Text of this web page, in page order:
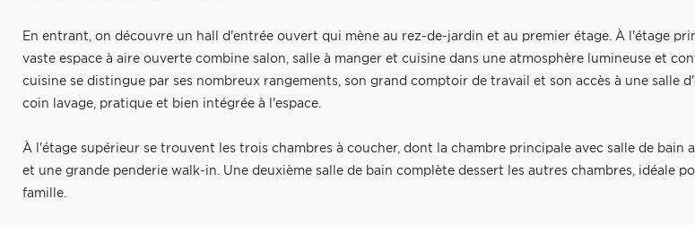
En entrant, on découvre un hall d'entrée ouvert qui mène au rez-de-jardin et au premier étage. À l'étage
vaste espace à aire ouverte combine salon, salle à manger et cuisine dans une atmosphère lumineuse et
cuisine se distingue par ses nombreux rangements, son grand comptoir de travail et son accès à une salle
coin lavage, pratique et bien intégrée à l'espace.
À l'étage supérieur se trouvent les trois chambres à coucher, dont la chambre principale avec salle de bain
et une grande penderie walk-in. Une deuxième salle de bain complète dessert les autres chambres, idéale
famille.